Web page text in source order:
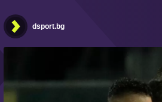
dsport.bg